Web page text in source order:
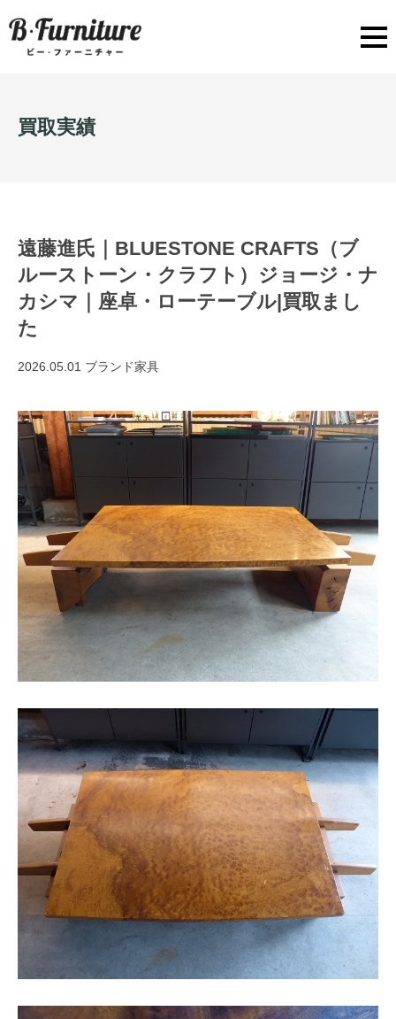
買取実績
遠藤進氏｜BLUESTONE CRAFTS（ブ
ルーストーン・クラフト）ジョージ・ナ
カシマ｜座卓・ローテーブル|買取まし
た
2026.05.01 ブランド家具